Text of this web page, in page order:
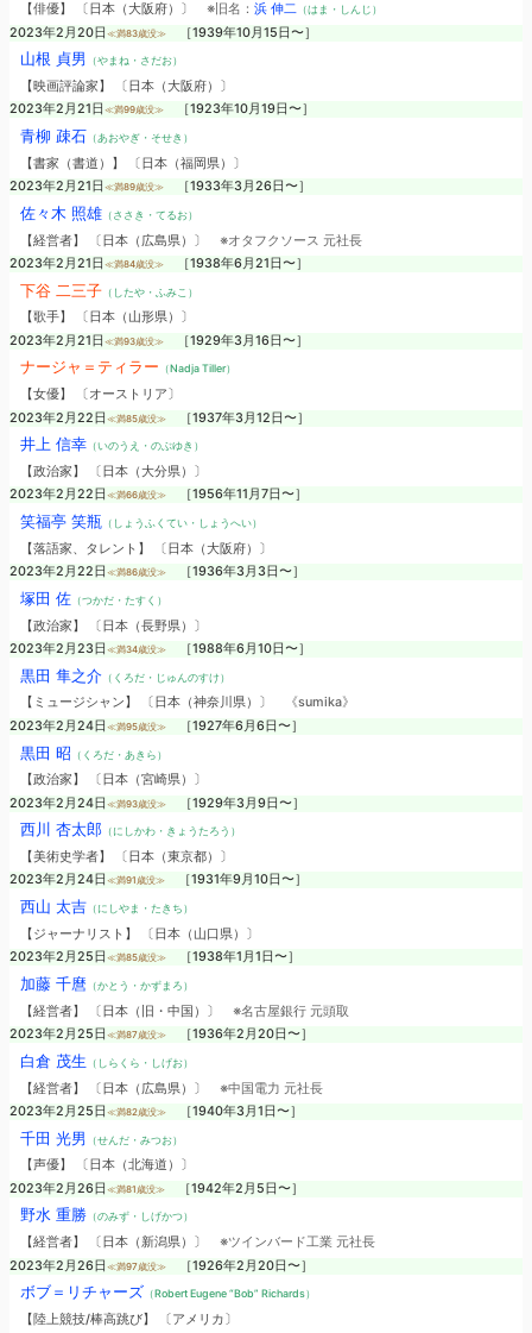
【俳優】 〔日本（大阪府）〕 ※旧名： 浜 伸二 （はま・しんじ）
2023年2月20日 ≪満83歳没≫ ［1939年10月15日〜］
山根 貞男 （やまね・さだお）
【映画評論家】 〔日本（大阪府）〕
2023年2月21日 ≪満99歳没≫ ［1923年10月19日〜］
青柳 疎石 （あおやぎ・そせき）
【書家（書道）】 〔日本（福岡県）〕
2023年2月21日 ≪満89歳没≫ ［1933年3月26日〜］
佐々木 照雄（ささき・てるお）
【経営者】 〔日本（広島県）〕 ※オタフクソース 元社長
2023年2月21日 ≪満84歳没≫ ［1938年6月21日〜］
下谷 二三子（したや・ふみこ）
【歌手】 〔日本（山形県）〕
2023年2月21日 ≪満93歳没≫ ［1929年3月16日〜］
ナージャ＝ティラー （Nadja Tiller）
【女優】 〔オーストリア〕
2023年2月22日 ≪満85歳没≫ ［1937年3月12日〜］
井上 信幸（いのうえ・のぶゆき）
【政治家】 〔日本（大分県）〕
2023年2月22日 ≪満66歳没≫ ［1956年11月7日〜］
笑福亭 笑瓶 （しょうふくてい・しょうへい）
【落語家、タレント】 〔日本（大阪府）〕
2023年2月22日 ≪満86歳没≫ ［1936年3月3日〜］
塚田 佐（つかだ・たすく）
【政治家】 〔日本（長野県）〕
2023年2月23日 ≪満34歳没≫ ［1988年6月10日〜］
黒田 隼之介（くろだ・じゅんのすけ）
【ミュージシャン】 〔日本（神奈川県）〕
《sumika》
2023年2月24日 ≪満95歳没≫ ［1927年6月6日〜］
黒田 昭 （くろだ・あきら）
【政治家】 〔日本（宮崎県）〕
2023年2月24日 ≪満93歳没≫ ［1929年3月9日〜］
西川 杏太郎（にしかわ・きょうたろう）
【美術史学者】 〔日本（東京都）〕
2023年2月24日 ≪満91歳没≫ ［1931年9月10日〜］
西山 太吉（にしやま・たきち）
【ジャーナリスト】 〔日本（山口県）〕
2023年2月25日 ≪満85歳没≫ ［1938年1月1日〜］
加藤 千麿 （かとう・かずまろ）
【経営者】 〔日本（旧・中国）〕 ※名古屋銀行 元頭取
2023年2月25日 ≪満87歳没≫ ［1936年2月20日〜］
白倉 茂生 （しらくら・しげお）
【経営者】 〔日本（広島県）〕 ※中国電力 元社長
2023年2月25日 ≪満82歳没≫ ［1940年3月1日〜］
千田 光男 （せんだ・みつお）
【声優】 〔日本（北海道）〕
2023年2月26日 ≪満81歳没≫ ［1942年2月5日〜］
野水 重勝（のみず・しげかつ）
【経営者】 〔日本（新潟県）〕 ※ツインバード工業 元社長
2023年2月26日 ≪満97歳没≫ ［1926年2月20日〜］
ボブ＝リチャーズ （Robert Eugene “Bob” Richards）
【陸上競技/棒高跳び】 〔アメリカ〕